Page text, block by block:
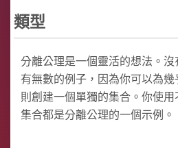
類型
分離公理是一個靈活的想法。
有無數的例子，因為你可以為
則創建一個單獨的集合。你使
集合都是分離公理的一個示例。